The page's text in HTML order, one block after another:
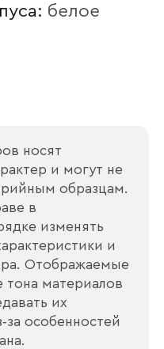
белое
носят
и могут не
образцам.
в
изменять
и
Отображаемые
тона материалов
их
особенностей